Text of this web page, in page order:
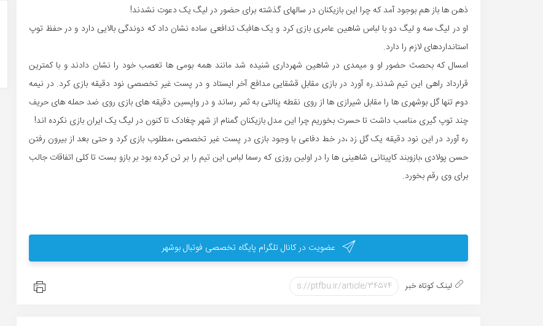
ذهن ها باز هم بوجود آمد که چرا این بازیکنان در سالهای گذشته برای حضور در لیگ یک دعوت نشدند!
او در لیگ سه و لیگ دو با لباس شاهین عامری بازی کرد و یک هافبک تدافعی ساده نشان داد که دوندگی بالایی دارد و در حفظ توپ
استانداردهای لازم را دارد.
امسال که بحصث حضور او و میمدی در شاهین شهرداری شنیده شد مانند همه بومی ها تعصب خود را نشان دادند و با کمترین
قرارداد راهی این تیم شدند.ره آورد در بازی مقابل قشقایی مدافع آخر ایستاد و در پست غیر تخصصی نود دقیقه بازی کرد. در نیمه
دوم تنها گل بوشهری ها را مقابل شیرازی ها از روی نقطه پنالتی به ثمر رساند و در واپسین دقیقه های بازی روی ضد حمله های حریف
چند توپ گیری مناسب داشت تا حسرت بخوریم چرا این مدل بازیکنان گمنام از شهر چغادک تا کنون در لیگ یک ایران بازی نکرده اند!
ره آورد در این نود دقیقه یک گل زد ،در خط دفاعی با وجود بازی در پست غیر تخصصی ،مطلوب بازی کرد و حتی بعد از بیرون رفتن
حسن پولادی ،بازوبند کاپیتانی شاهینی ها را در اولین روزی که رسما لباس این تیم را بر تن کرده بود بر بازو بست تا کلی اتفاقات جالب
برای وی رقم بخورد.
عضویت در کانال تلگرام پایگاه تخصصی فوتبال بوشهر
لینک کوتاه خبر